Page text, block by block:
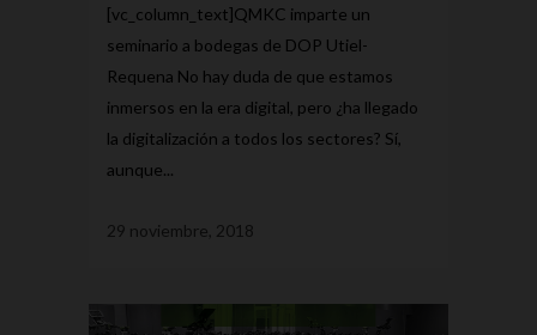
[vc_column_text]QMKC imparte un
seminario a bodegas de DOP Utiel-
Requena No hay duda de que estamos
inmersos en la era digital, pero ¿ha llegado
la digitalización a todos los sectores? Sí,
aunque...
29 noviembre, 2018